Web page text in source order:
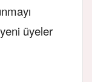
üyeler